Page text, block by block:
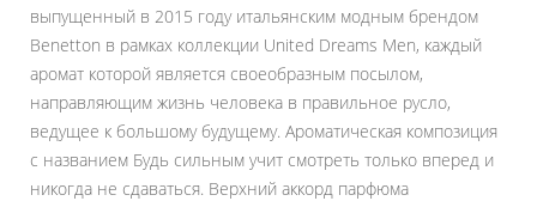
выпущенный в 2015 году итальянским модным брендом
Benetton в рамках коллекции United Dreams Men, каждый
аромат которой является своеобразным посылом,
направляющим жизнь человека в правильное русло,
ведущее к большому будущему. Ароматическая композиция
с названием Будь сильным учит смотреть только вперед и
никогда не сдаваться. Верхний аккорд парфюма